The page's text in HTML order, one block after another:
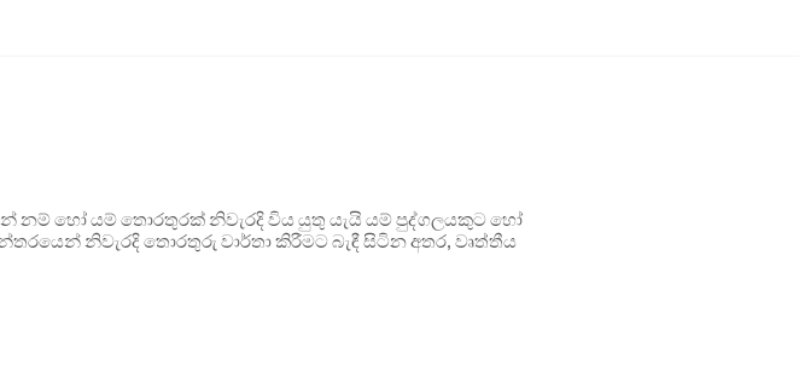
නම් හෝ යම් තොරතුරක් නිවැරදි විය යුතු යැයි යම් පුද්ගලයකුට හෝ
නිවැරදි තොරතුරු වාර්තා කිරීමට බැඳී සිටින අතර, වෘත්තීය